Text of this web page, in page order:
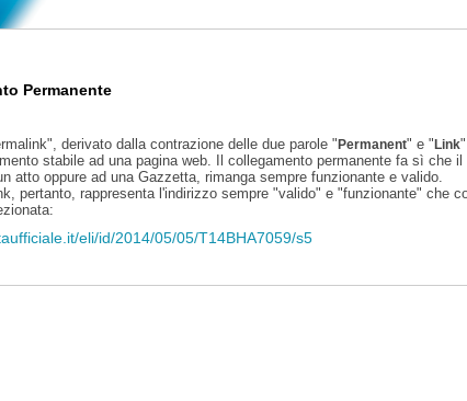
Permanente
derivato dalla contrazione delle due parole "Permanent" e "Link
stabile ad una pagina web. Il collegamento permanente fa sì che
atto oppure ad una Gazzetta, rimanga sempre funzionante e valido.
pertanto, rappresenta l'indirizzo sempre "valido" e "funzionante" che
eli/id/2014/05/05/T14BHA7059/s5